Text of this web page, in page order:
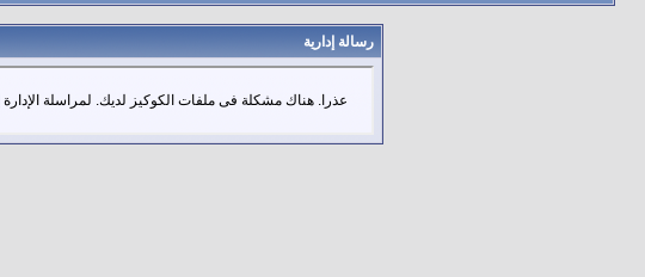
رسالة إدارية
عذرا. هناك مشكلة فى ملفات الكوكيز لديك. لمراسلة الإدارة